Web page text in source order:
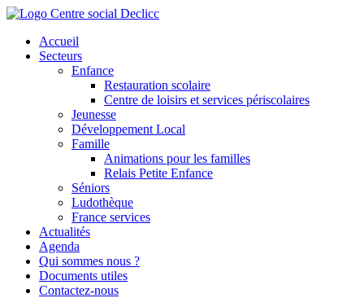
Accueil
Secteurs
Enfance
Restauration scolaire
Centre de loisirs et services périscolaires
Jeunesse
Développement Local
Famille
Animations pour les familles
Relais Petite Enfance
Séniors
Ludothèque
France services
Actualités
Agenda
Qui sommes nous ?
Documents utiles
Contactez-nous